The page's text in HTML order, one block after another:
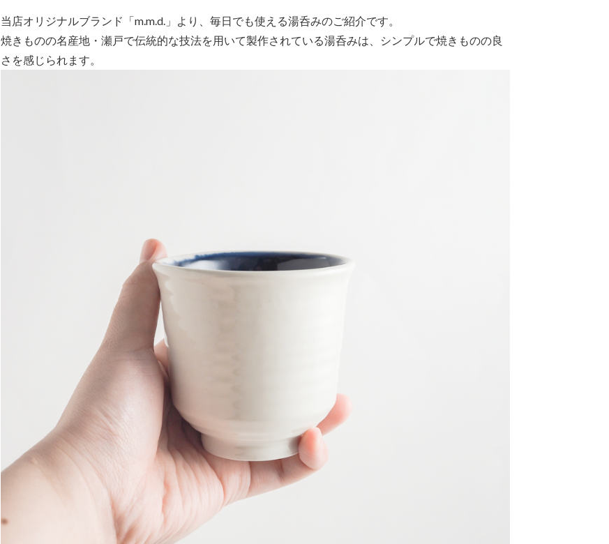
当店オリジナルブランド「m.m.d.」より、毎日でも使える湯呑みのご紹介です。
焼きものの名産地・瀬戸で伝統的な技法を用いて製作されている湯呑みは、シンプルで焼きものの良
さを感じられます。